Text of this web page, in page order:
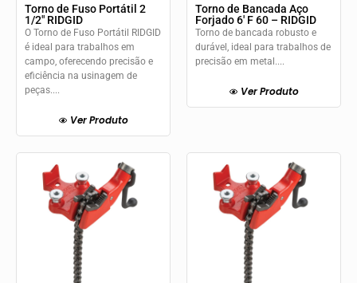
Torno de Fuso Portátil 2
1/2″ RIDGID
O Torno de Fuso Portátil RIDGID
é ideal para trabalhos em
campo, oferecendo precisão e
eficiência na usinagem de
peças....
Ver Produto
Torno de Bancada Aço
Forjado 6′ F 60 – RIDGID
Torno de bancada robusto e
durável, ideal para trabalhos de
precisão em metal....
Ver Produto